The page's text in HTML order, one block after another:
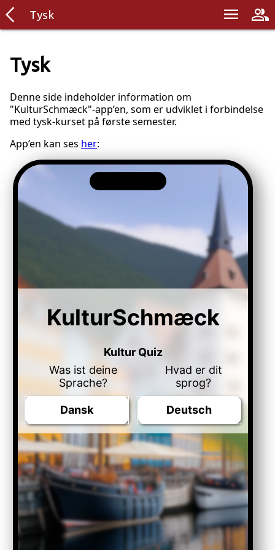
arrow_back_ios Tysk menu group
Tysk
Denne side indeholder information om
"KulturSchmæck"-app’en, som er udviklet i forbindelse
med tysk-kurset på første semester.
App’en kan ses her: